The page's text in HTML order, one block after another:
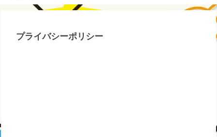
プライバシーポリシー